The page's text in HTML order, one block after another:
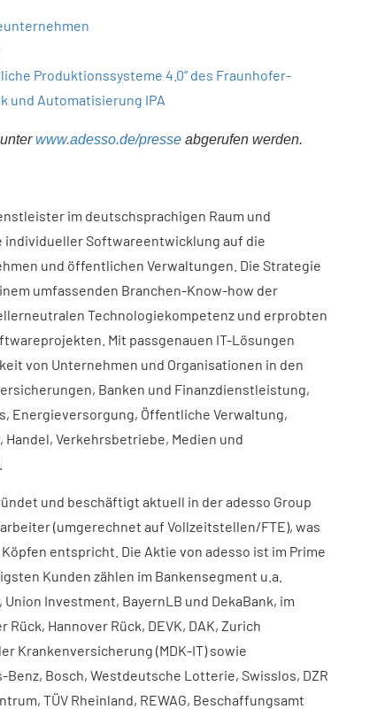
Produktionssysteme 4.0“ des Fraunhofer-
und Automatisierung IPA
www.adesso.de/presseabgerufen werden.
im deutschsprachigen Raum und
Softwareentwicklung auf die
und öffentlichen Verwaltungen. Die Strategie
umfassenden Branchen-Know-how der
Technologiekompetenz und erprobten
Mit passgenauen IT-Lösungen
von Unternehmen und Organisationen in den
Banken und Finanzdienstleistung,
Energieversorgung, Öffentliche Verwaltung,
Verkehrsbetriebe, Medien und
und beschäftigt aktuell in der adesso Group
(umgerechnet auf Vollzeitstellen/FTE), was
entspricht. Die Aktie von adesso ist im Prime
Kunden zählen im Bankensegment u.a.
Union Investment, BayernLB und DekaBank, im
Hannover Rück, DEVK, DAK, Zurich
Krankenversicherung (MDK-IT) sowie
Bosch, Westdeutsche Lotterie, Swisslos, DZR
TÜV Rheinland, REWAG, Beschaffungsamt